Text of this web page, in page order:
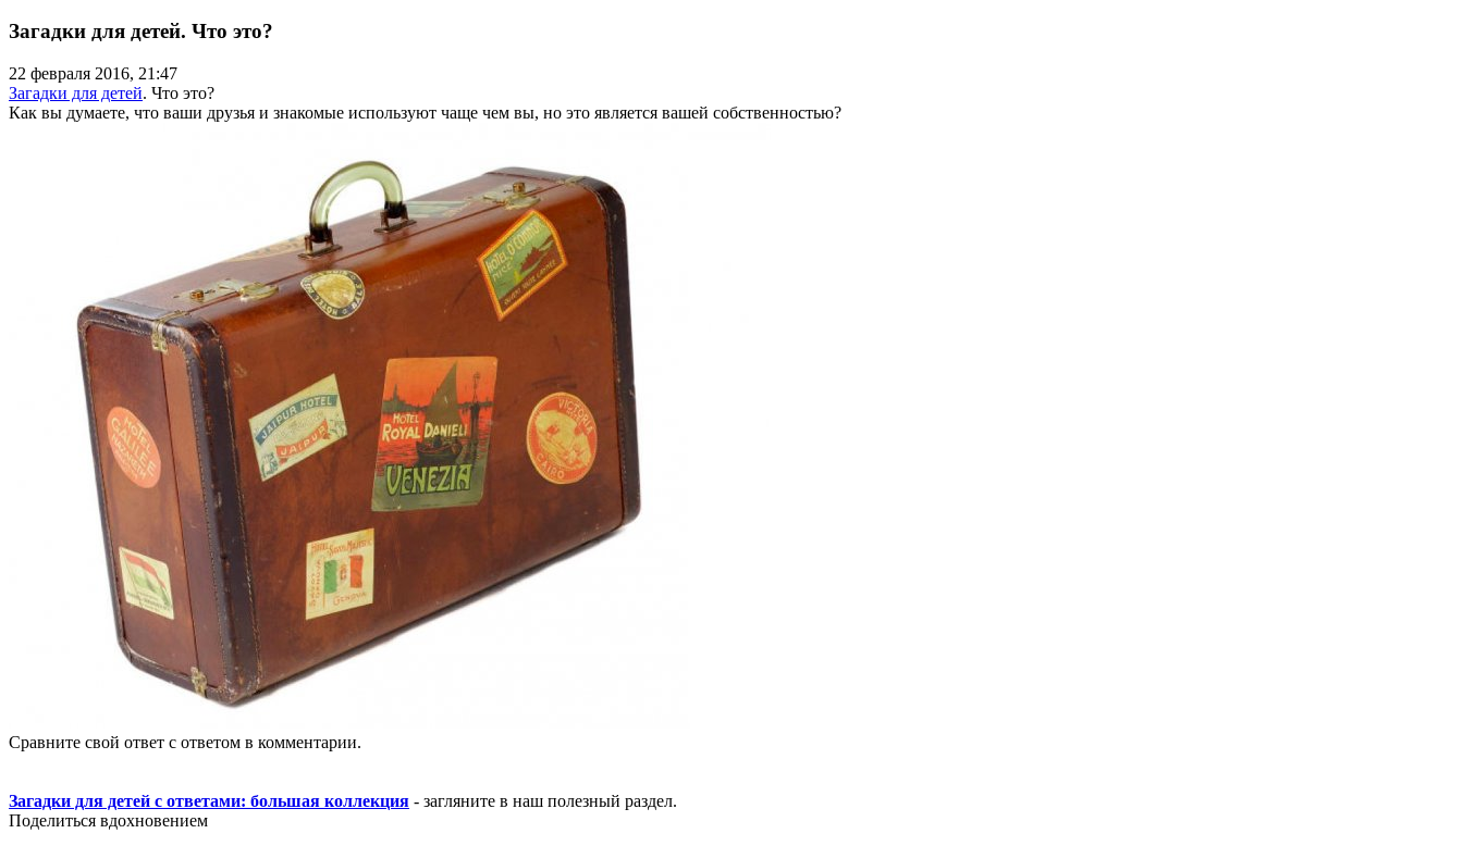
Загадки для детей. Что это?
22 февраля 2016, 21:47
Загадки для детей. Что это?
Как вы думаете, что ваши друзья и знакомые используют чаще чем вы, но это является вашей собственностью?
Сравните свой ответ с ответом в комментарии.
Загадки для детей с ответами: большая коллекция - загляните в наш полезный раздел.
Поделиться вдохновением